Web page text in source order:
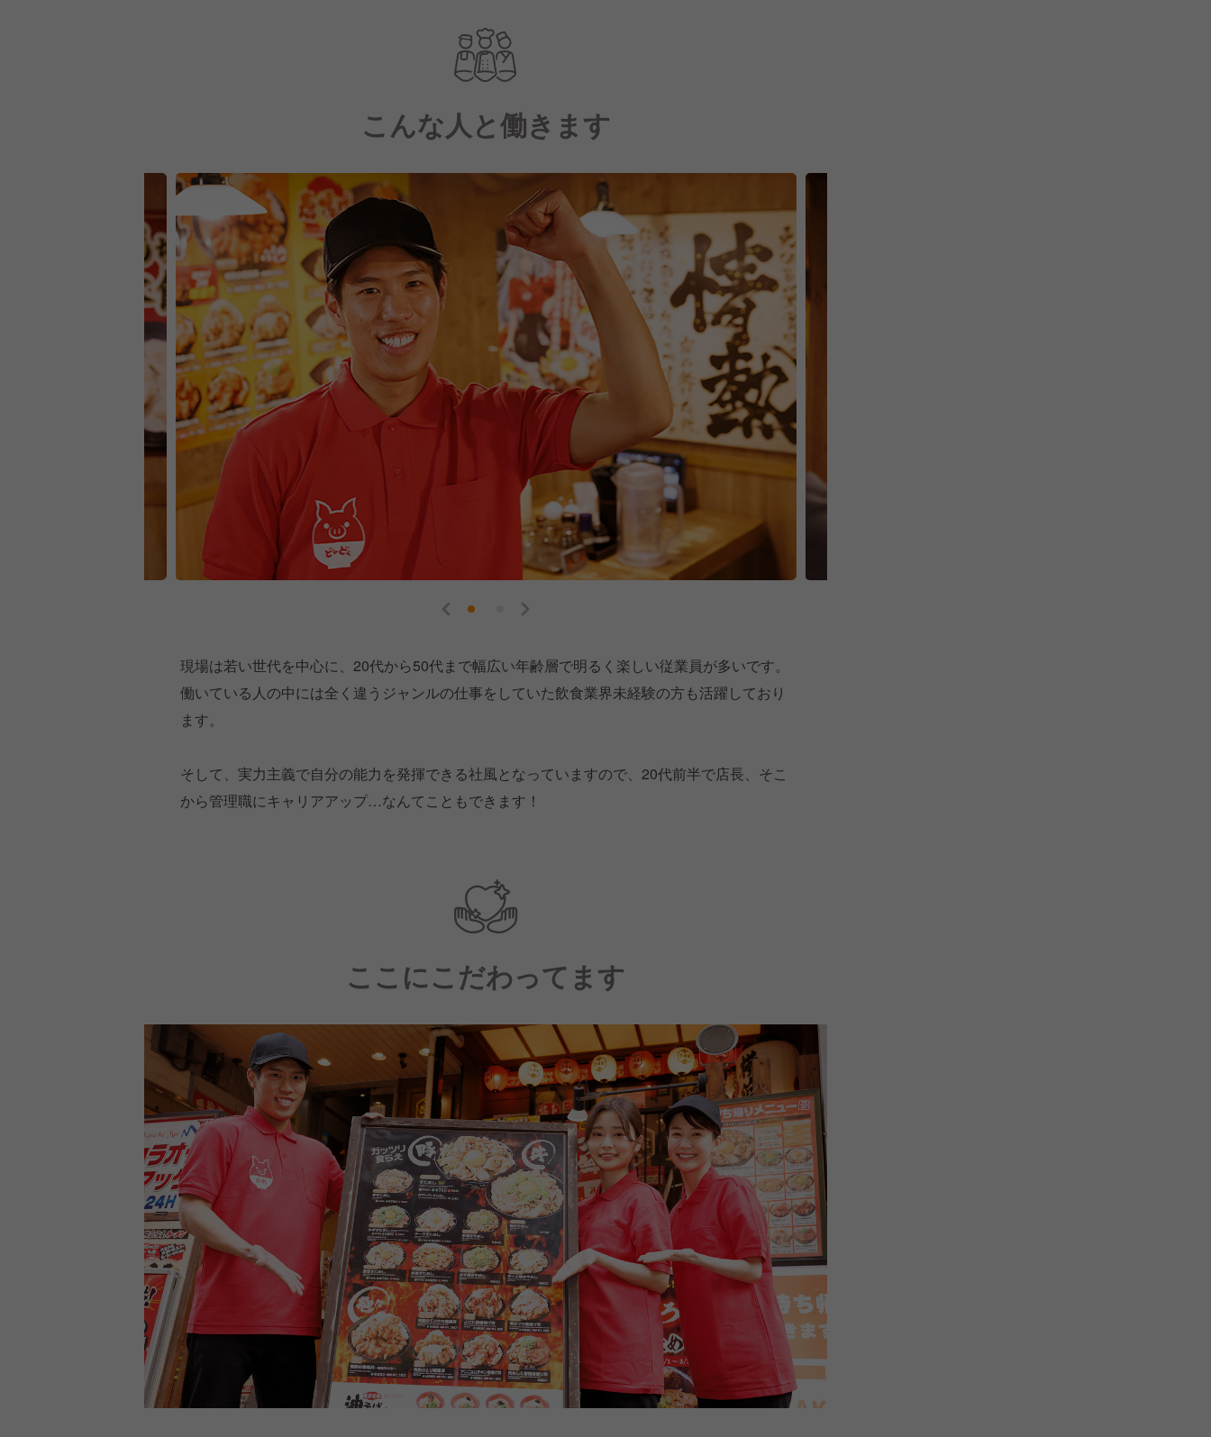
こんな人と働きます
現場は若い世代を中心に、20代から50代まで幅広い年齢層で明るく楽しい従業員が多いです。
働いている人の中には全く違うジャンルの仕事をしていた飲食業界未経験の方も活躍しており
ます。
そして、実力主義で自分の能力を発揮できる社風となっていますので、20代前半で店長、そこ
から管理職にキャリアアップ…なんてこともできます！
ここにこだわってます